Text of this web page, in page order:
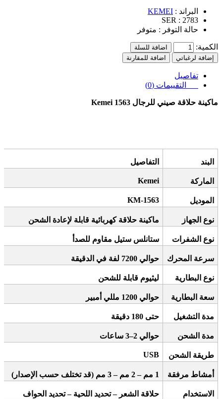
البراند : KEMEI
SER : 2783
حالة التوفر : متوفر
الكمية:
اضافة للسلة
إضافة لرغباتي
اضافة للمقارنة
تفاصيل
التقييمات (0)
ماكينة حلاقة صيني للرجال
البند التفاصيل
الماركة Kemei
الموديل KM-1563
نوع الجهاز ماكينة حلاقة كهربائية قابلة لإعادة الشحن
نوع الشفرات ستانلس ستيل مقاوم للصدأ
سرعة المحرك حوالي 7200 لفة في الدقيقة
نوع البطارية ليثيوم قابلة للشحن
سعة البطارية حوالي 1200 مللي أمبير
مدة التشغيل حتى 180 دقيقة
مدة الشحن حوالي 2–3 ساعات
طريقة الشحن USB
أمشاط مرفقة 1 مم – 2 مم – 3 مم (قد تختلف حسب الإصدار)
الاستخدام حلاقة الشعر – تحديد اللحية – تحديد الحواف